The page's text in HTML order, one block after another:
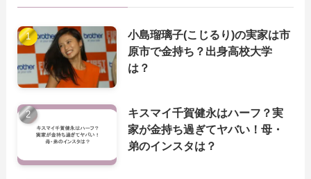
小島瑠璃子(こじるり)の実家は市
原市で金持ち？出身高校大学
は？
キスマイ千賀健永はハーフ？実
家が金持ち過ぎてヤバい！母・
弟のインスタは？